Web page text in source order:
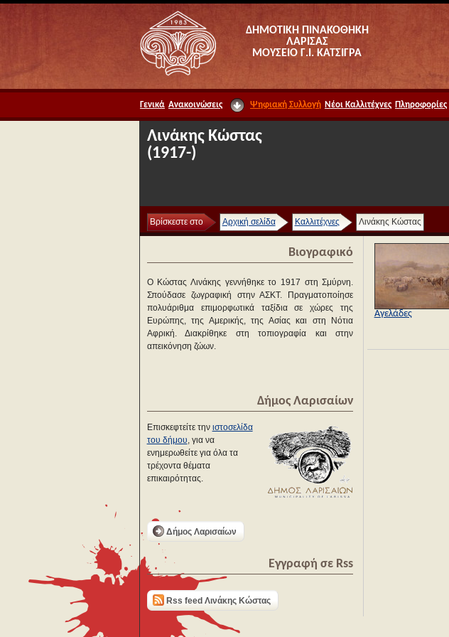
ΔΗΜΟΤΙΚΗ ΠΙΝΑΚΟΘΗΚΗ
ΛΑΡΙΣΑΣ
ΜΟΥΣΕΙΟ Γ.Ι. ΚΑΤΣΙΓΡΑ
Γενικά Ανακοινώσεις Ψηφιακή Συλλογή Νέοι Καλλιτέχνες Πληροφορίες
Λινάκης Κώστας
(1917-)
Βρίσκεστε στο Αρχική σελίδα Καλλιτέχνες Λινάκης Κώστας
Βιογραφικό
Ο Κώστας Λινάκης γεννήθηκε το 1917 στη Σμύρνη.
Σπούδασε ζωγραφική στην ΑΣΚΤ. Πραγματοποίησε
πολυάριθμα επιμορφωτικά ταξίδια σε χώρες της
Ευρώπης, της Αμερικής, της Ασίας και στη Νότια
Αφρική. Διακρίθηκε στη τοπιογραφία και στην
απεικόνηση ζώων.
Δήμος Λαρισαίων
Επισκεφτείτε την ιστοσελίδα
του δήμου, για να
ενημερωθείτε για όλα τα
τρέχοντα θέματα
επικαιρότητας.
Δήμος Λαρισαίων
Εγγραφή σε Rss
Rss feed Λινάκης Κώστας
Αγελάδες